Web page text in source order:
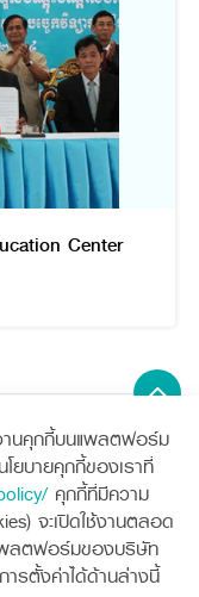
านคุกกี้บนแพลตฟอร์ม
ยบายคุกกี้ของเราที่
คุกกี้ที่มีความ
จะเปิดใช้งานตลอด
พลตฟอร์มของบริษัท
รตั้งค่าได้ด้านล่างนี้
Center
กลก่อสร้าง
ล็ก
พ่วงรถขุด
ง
พันธ์คูโบต้า คอนเนค